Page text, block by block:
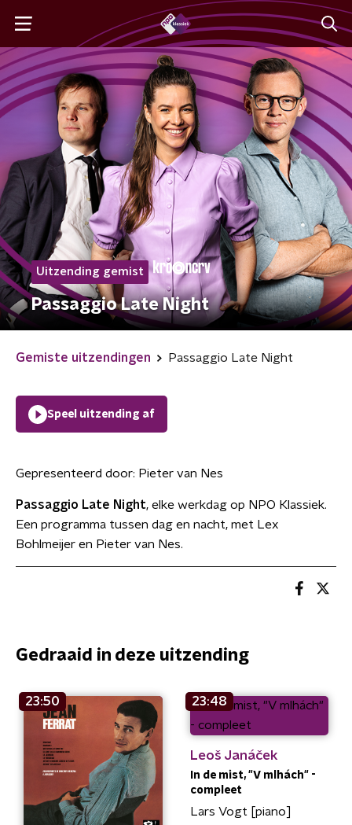
Uitzending gemist
Passaggio Late Night
Gemiste uitzendingen Passaggio Late Night
Speel uitzending af
Gepresenteerd door: Pieter van Nes
Passaggio Late Night, elke werkdag op NPO Klassiek.
Een programma tussen dag en nacht, met Lex
Bohlmeijer en Pieter van Nes.
Gedraaid in deze uitzending
23:50 23:48
Leoš Janáček
In de mist, "V mlhách" -
compleet
Lars Vogt [piano]